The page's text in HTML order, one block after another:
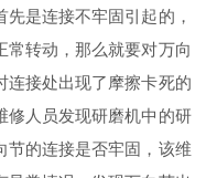
是连接不牢固引起的，
常转动，那么就要对万向
连接处出现了摩擦卡死的
修人员发现研磨机中的研
节的连接是否牢固，该维